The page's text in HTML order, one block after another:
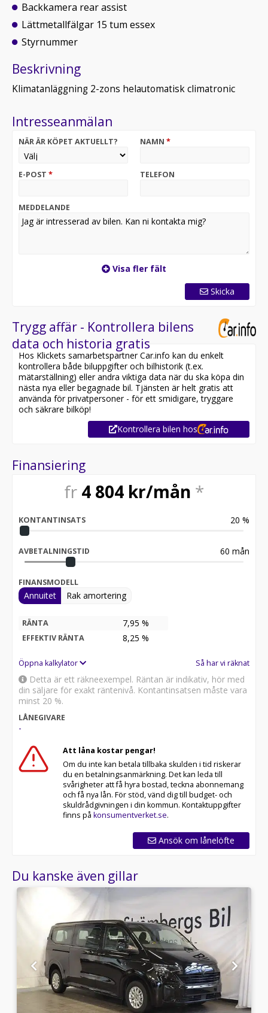
Backkamera rear assist
Lättmetallfälgar 15 tum essex
Styrnummer
Beskrivning
Klimatanläggning 2-zons helautomatisk climatronic
Intresseanmälan
NÄR ÄR KÖPET AKTUELLT? NAMN *
E-POST * TELEFON
MEDDELANDE
Visa fler fält
Skicka
Trygg affär - Kontrollera bilens
data och historia gratis
Hos Klickets samarbetspartner Car.info kan du enkelt
kontrollera både biluppgifter och bilhistorik (t.ex.
mätarställning) eller andra viktiga data när du ska köpa din
nästa nya eller begagnade bil. Tjänsten är helt gratis att
använda för privatpersoner - för ett smidigare, tryggare
och säkrare bilköp!
Kontrollera bilen hos
Finansiering
fr 4 804 kr/mån *
KONTANTINSATS 20 %
AVBETALNINGSTID 60 mån
FINANSMODELL
Annuitet Rak amortering
RÄNTA 7,95 %
EFFEKTIV RÄNTA 8,25 %
Öppna kalkylator Så har vi räknat
Detta är ett räkneexempel. Räntan är indikativ, hör med
din säljare för exakt räntenivå. Kontantinsatsen måste vara
minst 20 %.
LÅNEGIVARE
-
Att låna kostar pengar!
Om du inte kan betala tillbaka skulden i tid riskerar
du en betalningsanmärkning. Det kan leda till
svårigheter att få hyra bostad, teckna abonnemang
och få nya lån. För stöd, vänd dig till budget- och
skuldrådgivningen i din kommun. Kontaktuppgifter
finns på konsumentverket.se.
Ansök om lånelöfte
Du kanske även gillar